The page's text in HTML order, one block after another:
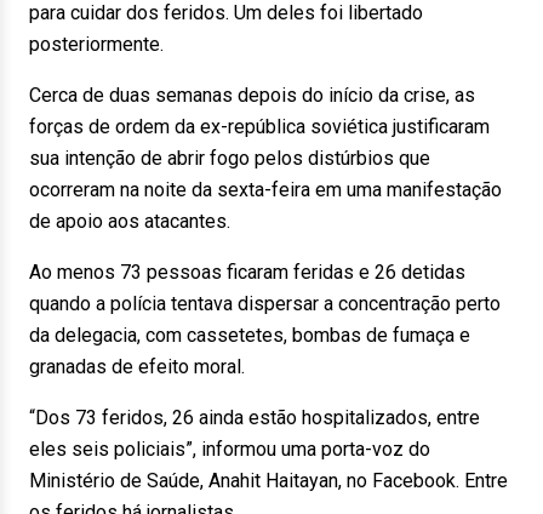
para cuidar dos feridos. Um deles foi libertado
posteriormente.
Cerca de duas semanas depois do início da crise, as
forças de ordem da ex-república soviética justificaram
sua intenção de abrir fogo pelos distúrbios que
ocorreram na noite da sexta-feira em uma manifestação
de apoio aos atacantes.
Ao menos 73 pessoas ficaram feridas e 26 detidas
quando a polícia tentava dispersar a concentração perto
da delegacia, com cassetetes, bombas de fumaça e
granadas de efeito moral.
“Dos 73 feridos, 26 ainda estão hospitalizados, entre
eles seis policiais”, informou uma porta-voz do
Ministério de Saúde, Anahit Haitayan, no Facebook. Entre